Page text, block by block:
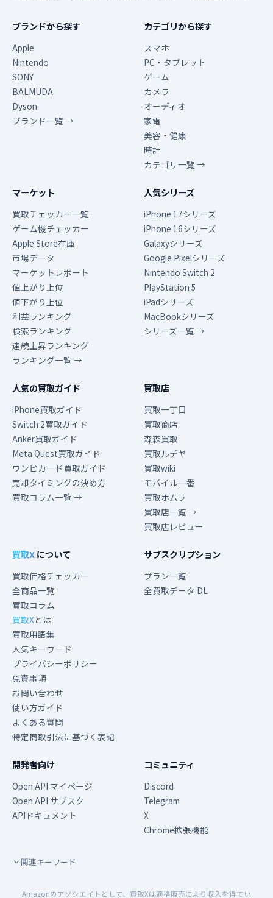
ブランドから探す
Apple
Nintendo
SONY
BALMUDA
Dyson
ブランド一覧 →
カテゴリから探す
スマホ
PC・タブレット
ゲーム
カメラ
オーディオ
家電
美容・健康
時計
カテゴリ一覧 →
マーケット
買取チェッカー一覧
ゲーム機チェッカー
Apple Store在庫
市場データ
マーケットレポート
値上がり上位
値下がり上位
利益ランキング
検索ランキング
連続上昇ランキング
ランキング一覧 →
人気シリーズ
iPhone 17シリーズ
iPhone 16シリーズ
Galaxyシリーズ
Google Pixelシリーズ
Nintendo Switch 2
PlayStation 5
iPadシリーズ
MacBookシリーズ
シリーズ一覧 →
人気の買取ガイド
iPhone買取ガイド
Switch 2買取ガイド
Anker買取ガイド
Meta Quest買取ガイド
ワンピカード買取ガイド
売却タイミングの決め方
買取コラム一覧 →
買取店
買取一丁目
買取商店
森森買取
買取ルデヤ
買取wiki
モバイル一番
買取ホムラ
買取店一覧 →
買取店レビュー
買取Xについて
買取価格チェッカー
全商品一覧
買取コラム
買取Xとは
買取用語集
人気キーワード
プライバシーポリシー
免責事項
お問い合わせ
使い方ガイド
よくある質問
特定商取引法に基づく表記
サブスクリプション
プラン一覧
全買取データ DL
開発者向け
Open API マイページ
Open API サブスク
APIドキュメント
コミュニティ
Discord
Telegram
X
Chrome拡張機能
関連キーワード
Amazonのアソシエイトとして、買取Xは適格販売により収入を得てい